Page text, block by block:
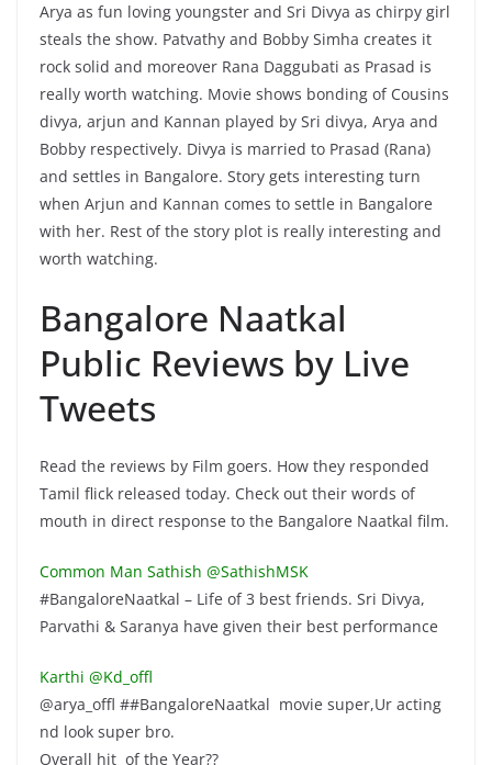
Arya as fun loving youngster and Sri Divya as chirpy girl
steals the show. Patvathy and Bobby Simha creates it
rock solid and moreover Rana Daggubati as Prasad is
really worth watching. Movie shows bonding of Cousins
divya, arjun and Kannan played by Sri divya, Arya and
Bobby respectively. Divya is married to Prasad (Rana)
and settles in Bangalore. Story gets interesting turn
when Arjun and Kannan comes to settle in Bangalore
with her. Rest of the story plot is really interesting and
worth watching.
Bangalore Naatkal
Public Reviews by Live
Tweets
Read the reviews by Film goers. How they responded
Tamil flick released today. Check out their words of
mouth in direct response to the Bangalore Naatkal film.
Common Man Sathish ‏@SathishMSK
#BangaloreNaatkal – Life of 3 best friends. Sri Divya,
Parvathi & Saranya have given their best performance
Karthi ‏@Kd_offl
@arya_offl ##BangaloreNaatkal movie super,Ur acting
nd look super bro.
Overall hit of the Year??